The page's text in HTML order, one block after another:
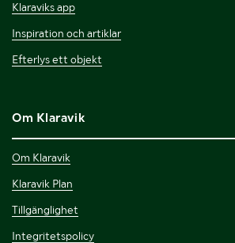
Klaraviks app
Inspiration och artiklar
Efterlys ett objekt
Om Klaravik
Om Klaravik
Klaravik Plan
Tillgänglighet
Integritetspolicy